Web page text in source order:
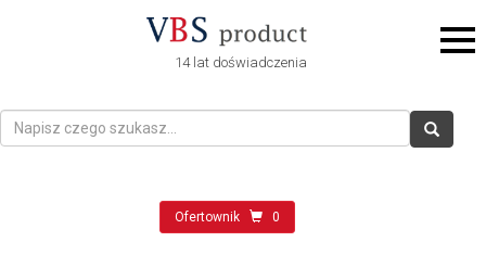
14 lat doświadczenia
Ofertownik 0